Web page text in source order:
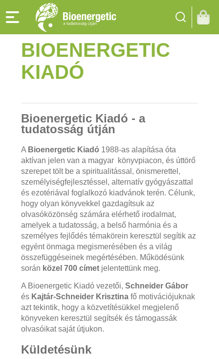
BIOENERGETIC
KIADÓ
Bioenergetic Kiadó - a
tudatosság útján
A Bioenergetic Kiadó 1988-as alapítása óta
aktívan jelen van a magyar könyvpiacon, és úttörő
szerepet tölt be a spiritualitással, önismerettel,
személyiségfejlesztéssel , alternatív gyógyászattal
és ezotériával foglalkozó kiadvánokterén. Célunk,
hogy olyan könyvekkel gazdagítsuk az
olvasóközönség számára elérhető irodalmat,
amelyek a tudatosság, a belső harmónia és a
személyes fejlődés témakörein keresztül segítik az
egyént önmaga megismerésében és a világ
összefüggéseinek megértésében. Működésünk
során közel 700 címetjelentettünk meg.
A Bioenergetic Kiadó vezetői, Schneider Gábor
és Kajtár-Schneider Krisztina fő motivációjuknak
azt tekintik, hogy a közvetítésükkel megjelenő
könyveken keresztül segítsék és támogassák
olvasóikat saját útjukon.
Küldetésünk